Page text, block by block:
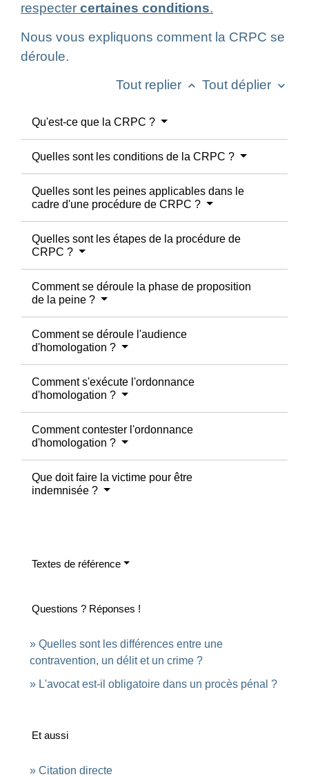
respecter certaines conditions.
Nous vous expliquons comment la CRPC se
déroule.
Tout replier keyboard_arrow_up Tout déplier keyboard_arrow_down
Qu'est-ce que la CRPC ?
Quelles sont les conditions de la CRPC ?
Quelles sont les peines applicables dans le
cadre d'une procédure de CRPC ?
Quelles sont les étapes de la procédure de
CRPC ?
Comment se déroule la phase de proposition
de la peine ?
Comment se déroule l'audience
d'homologation ?
Comment s'exécute l'ordonnance
d'homologation ?
Comment contester l'ordonnance
d'homologation ?
Que doit faire la victime pour être
indemnisée ?
Textes de référence
Questions ? Réponses !
Quelles sont les différences entre une
contravention, un délit et un crime ?
L'avocat est-il obligatoire dans un procès pénal ?
Et aussi
Citation directe